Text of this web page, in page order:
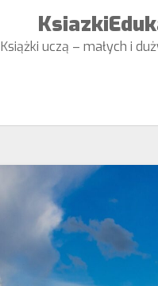
Książki uczą – małych i